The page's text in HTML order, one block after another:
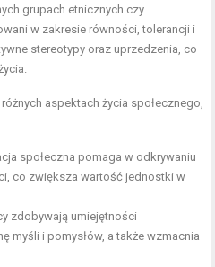
grupach etnicznych czy
w zakresie równości, tolerancji i
stereotypy oraz uprzedzenia, co
aspektach życia społecznego,
społeczna pomaga w odkrywaniu
co zwiększa wartość jednostki w
zdobywają umiejętności
myśli i pomysłów, a także wzmacnia